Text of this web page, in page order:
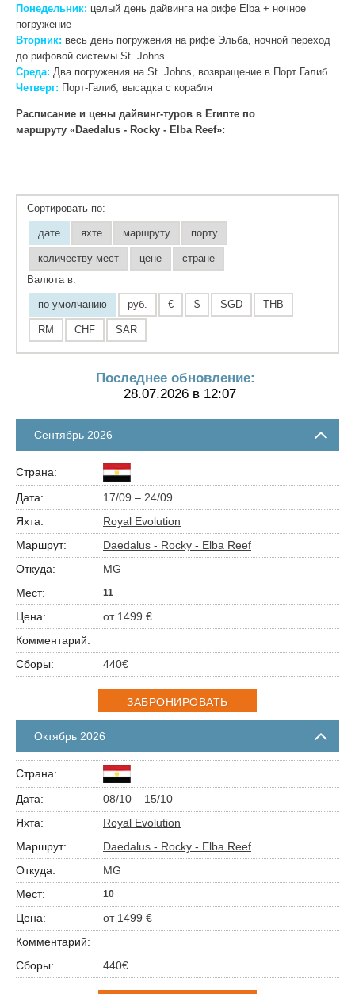
Понедельник: целый день дайвинга на рифе Elba + ночное
погружение
Вторник: весь день погружения на рифе Эльба, ночной переход
до рифовой системы St. Johns
Среда: Два погружения на St. Johns, возвращение в Порт Галиб
Четверг: Порт-Галиб, высадка с корабля
Расписание и цены дайвинг-туров в Египте по
маршруту «Daedalus - Rocky - Elba Reef»:
Сортировать по:
дате яхте маршруту порту
количеству мест цене
стране
Валюта в:
по умолчанию руб. € $ SGD THB
RM CHF SAR
Последнее обновление:
28.07.2026 в 12:07
Сентябрь 2026
17/09 – 24/09
Royal Evolution
Daedalus - Rocky - Elba Reef
MG
11
от 1499 €
440€
ЗАБРОНИРОВАТЬ
Октябрь 2026
08/10 – 15/10
Royal Evolution
Daedalus - Rocky - Elba Reef
MG
10
от 1499 €
440€